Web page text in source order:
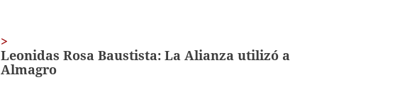
Leonidas Rosa Baustista: La Alianza utilizó a
Almagro